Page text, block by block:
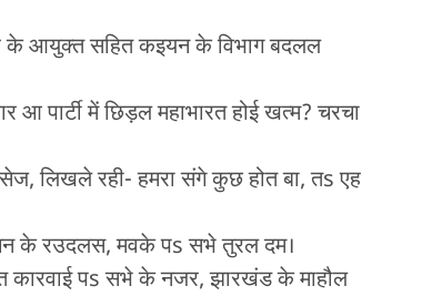
के आयुक्त सहित कइयन के विभाग बदलल
आ पार्टी में छिड़ल महाभारत होई खत्म? चरचा
लिखले रही- हमरा संगे कुछ होत बा, तs एह
के रउदलस, मवके पs सभे तुरल दम।
कारवाई पs सभे के नजर, झारखंड के माहौल